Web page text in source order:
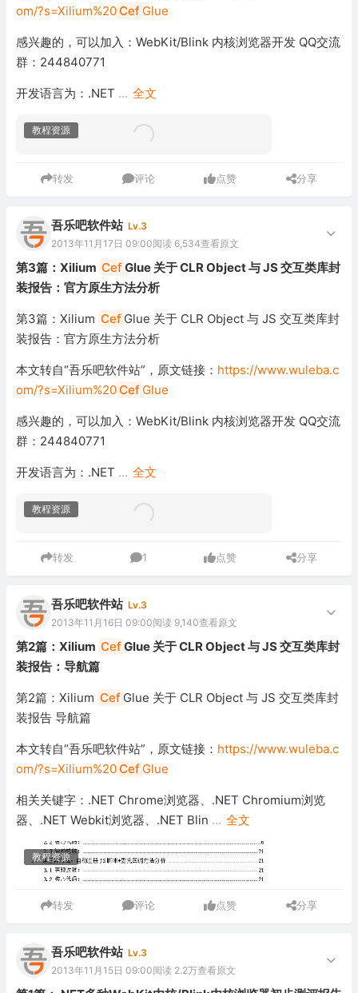
om/?s=Xilium%20Cef Glue
感兴趣的，可以加入：WebKit/Blink 内核浏览器开发 QQ交流
群：244840771
开发语言为：.NET ... 全文
教程资源
转发 评论 点赞 分享
吾乐吧软件站 Lv.3
2013年11月17日 09:00阅读 6,534查看原文
第3篇：Xilium CefGlue 关于 CLR Object 与 JS 交互类库封
装报告：官方原生方法分析
第3篇：Xilium Cef Glue 关于 CLR Object 与 JS 交互类库封
装报告：官方原生方法分析
本文转自“吾乐吧软件站”，原文链接： https://www.wuleba.c
om/?s=Xilium%20Cef Glue
感兴趣的，可以加入：WebKit/Blink 内核浏览器开发 QQ交流
群：244840771
开发语言为：.NET ... 全文
教程资源
转发 1 点赞 分享
吾乐吧软件站 Lv.3
2013年11月16日 09:00阅读 9,140查看原文
第2篇：Xilium CefGlue 关于 CLR Object 与 JS 交互类库封
装报告：导航篇
第2篇：Xilium Cef Glue 关于 CLR Object 与 JS 交互类库封
装报告 导航篇
本文转自“吾乐吧软件站”，原文链接： https://www.wuleba.c
om/?s=Xilium%20Cef Glue
相关关键字：.NET Chrome浏览器、.NET Chromium浏览
器、.NET Webkit浏览器、.NET Blin ... 全文
教程资源
转发 评论 点赞 分享
吾乐吧软件站 Lv.3
2013年11月15日 09:00阅读 2.2万查看原文